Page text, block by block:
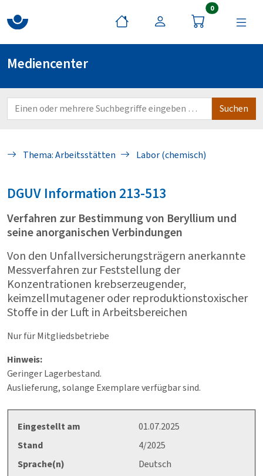
0Artikel im
Mediencenter
Thema: Arbeitsstätten Labor (chemisch)
DGUV Information 213-513
Verfahren zur Bestimmung von Beryllium und
seine anorganischen Verbindungen
Von den Unfallversicherungsträgern anerkannte
Messverfahren zur Feststellung der
Konzentrationen krebserzeugender,
keimzellmutagener oder reproduktionstoxischer
Stoffe in der Luft in Arbeitsbereichen
Nur für Mitgliedsbetriebe
Hinweis:
Geringer Lagerbestand.
Auslieferung, solange Exemplare verfügbar sind.
Eingestellt am
01.07.2025
Stand
4/2025
Sprache(n)
Deutsch